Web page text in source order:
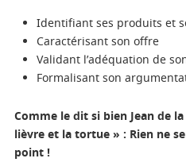
Identifiant ses produits et
Caractérisant son offre
Validant l’adéquation de
Formalisant son
Comme le dit si bien Jean de
lièvre et la tortue » : Rien ne
point !